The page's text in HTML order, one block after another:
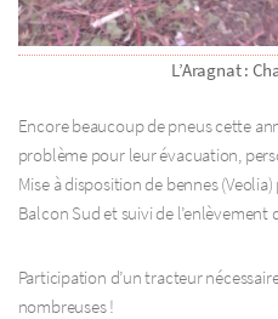
L’Aragnat :
Encore beaucoup de pneus cette
problème pour leur évacuation,
Mise à disposition de bennes
Balcon Sud et suivi de l’enlèvement
Participation d’un tracteur
nombreuses !